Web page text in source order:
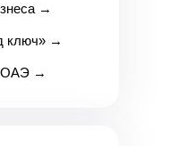
→
ключ» →
ОАЭ →